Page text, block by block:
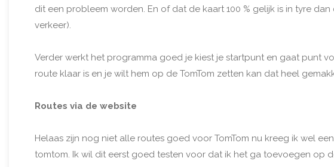
dit een probleem worden. En of dat de kaart 100 % gelijk is in tyre
verkeer).
Verder werkt het programma goed je kiest je startpunt en gaat punt
route klaar is en je wilt hem op de TomTom zetten kan dat heel
Routes via de website
Helaas zijn nog niet alle routes goed voor TomTom nu kreeg ik wel
tomtom. Ik wil dit eerst goed testen voor dat ik het ga toevoegen op